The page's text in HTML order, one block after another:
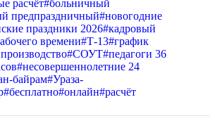
расчёт#больничный
предпраздничный#новогодние
праздники 2026#кадровый
времени#Т-13#график
#СОУТ#педагоги 36
#несовершеннолетние 24
байрам#Ураза-
#бесплатно#онлайн#расчёт